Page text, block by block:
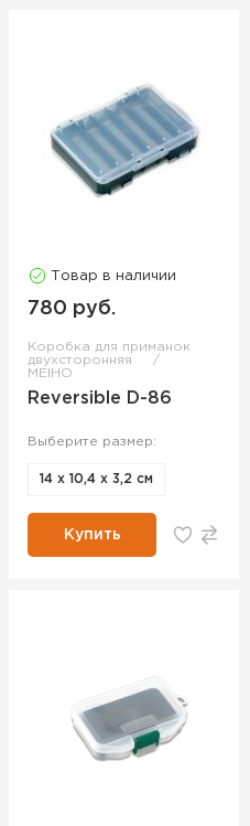
Товар в наличии
780 руб.
Коробка для приманок
двухсторонняя
MEIHO
Reversible D-86
Выберите размер:
14 х 10,4 х 3,2 см
Купить